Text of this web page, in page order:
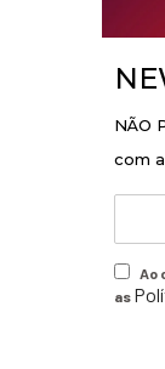
NÃO
com
Ao
as